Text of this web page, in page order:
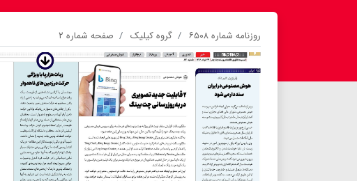
روزنامه شماره ۶۵۰۸ گروه کیلیک
صفحه شماره ۲